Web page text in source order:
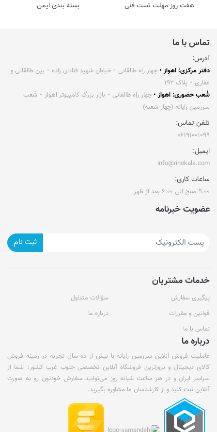
هفت روز مهلت تست فنی بسته بندی ایمن
تماس با ما
آدرس:
دفتر مرکزی: اهواز • چهار راه طالقانی ⁃ خیابان شهید قنادان زاده ⁃ بین طالقانی و
غفاری ⁃ پلاک ۱۹۲
شُعب حضوری: اهواز • چهار راه طالقانی ⁃ بازار بزرگ کامپیوتر اهواز ⁃ شُعب
سرزمین رایانه (چهار شعبه)
تلفن تماس:
۰۶۱۹۱۰۰۱۰۹۹
ایمیل:
info@rinokala.com
ساعات کاری:
۹:۰۰ صبح الی ۶:۰۰ بعد از ظهر
عضویت خبرنامه
ثبت نام
خدمات مشتریان
پیگیری سفارش
سؤالات متداول
قوانین و مقررات
درباره ما
تماس با ما
درباره ما
عاملیت فروش آنلاین سرزمین رایانه با بیش از ده سال تجربه در زمینه فروش
کالای دیجیتال و بروزترین فروشگاه آنلاین تخصصی جنوب غرب کشور؛ شما از
سراسر ایران و در هر ساعت شبانه روز می‌توانید سفارش خودتون رو به صورت
آنلاین ثبت کنید و از کارشناسان ما مشاوره بگیرید.